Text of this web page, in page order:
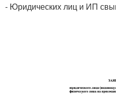
- Юридических лиц и ИП